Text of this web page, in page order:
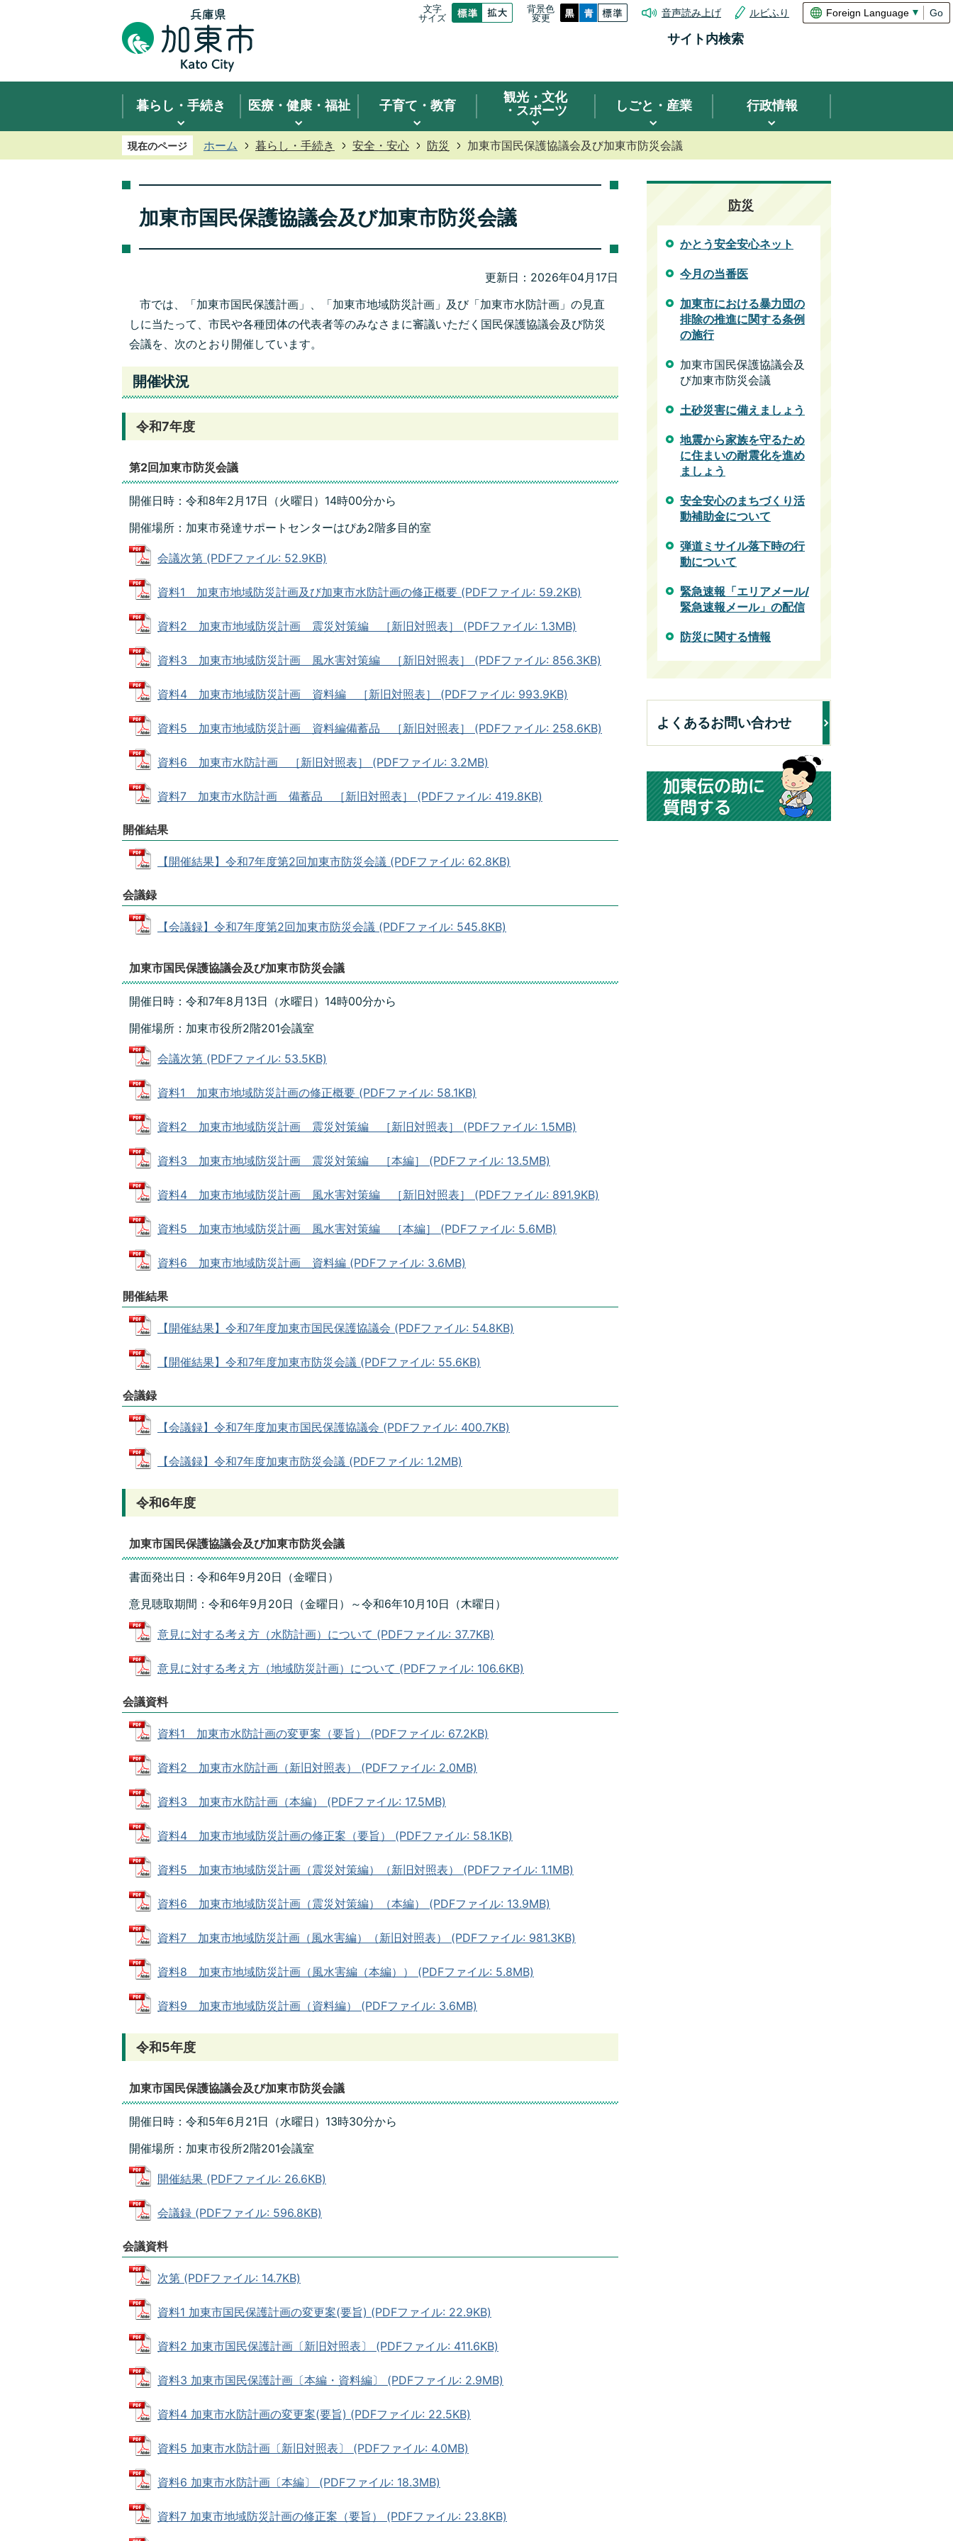
文字
サイズ
背景色
変更
音声読み上げ ルビふり Go
サイト内検索
暮らし・手続き 医療・健康・福祉 子育て・教育
観光 ・文化
・スポーツ
しごと・産業 行政情報
現在のページ ホーム 暮らし・手続き 安全・安心 防災 加東市国民保護協議会及び加東市防災会議
加東市国民保護協議会及び加東市防災会議
更新日：2026年04月17日
市では、「加東市国民保護計画」、「加東市地域防災計画」及び「加東市水防計画」の見直
しに当たって、市民や各種団体の代表者等のみなさまに審議いただく国民保護協議会及び防災
会議を、次のとおり開催しています。
開催状況
令和7年度
第2回加東市防災会議
開催日時：令和8年2月17日（火曜日）14時00分から
開催場所：加東市発達サポートセンターはぴあ2階多目的室
会議次第 (PDFファイル: 52.9KB)
資料1 加東市地域防災計画及び加東市水防計画の修正概要 (PDFファイル: 59.2KB)
資料2 加東市地域防災計画 震災対策編 ［新旧対照表］ (PDFファイル: 1.3MB)
資料3 加東市地域防災計画 風水害対策編 ［新旧対照表］ (PDFファイル: 856.3KB)
資料4 加東市地域防災計画 資料編 ［新旧対照表］ (PDFファイル: 993.9KB)
資料5 加東市地域防災計画 資料編備蓄品 ［新旧対照表］ (PDFファイル: 258.6KB)
資料6 加東市水防計画 ［新旧対照表］ (PDFファイル: 3.2MB)
資料7 加東市水防計画 備蓄品 ［新旧対照表］ (PDFファイル: 419.8KB)
開催結果
【開催結果】令和7年度第2回加東市防災会議 (PDFファイル: 62.8KB)
会議録
【会議録】令和7年度第2回加東市防災会議 (PDFファイル: 545.8KB)
加東市国民保護協議会及び加東市防災会議
開催日時：令和7年8月13日（水曜日）14時00分から
開催場所：加東市役所2階201会議室
会議次第 (PDFファイル: 53.5KB)
資料1 加東市地域防災計画の修正概要 (PDFファイル: 58.1KB)
資料2 加東市地域防災計画 震災対策編 ［新旧対照表］ (PDFファイル: 1.5MB)
資料3 加東市地域防災計画 震災対策編 ［本編］ (PDFファイル: 13.5MB)
資料4 加東市地域防災計画 風水害対策編 ［新旧対照表］ (PDFファイル: 891.9KB)
資料5 加東市地域防災計画 風水害対策編 ［本編］ (PDFファイル: 5.6MB)
資料6 加東市地域防災計画 資料編 (PDFファイル: 3.6MB)
開催結果
【開催結果】令和7年度加東市国民保護協議会 (PDFファイル: 54.8KB)
【開催結果】令和7年度加東市防災会議 (PDFファイル: 55.6KB)
会議録
【会議録】令和7年度加東市国民保護協議会 (PDFファイル: 400.7KB)
【会議録】令和7年度加東市防災会議 (PDFファイル: 1.2MB)
令和6年度
加東市国民保護協議会及び加東市防災会議
書面発出日：令和6年9月20日（金曜日）
意見聴取期間：令和6年9月20日（金曜日）～令和6年10月10日（木曜日）
意見に対する考え方（水防計画）について (PDFファイル: 37.7KB)
意見に対する考え方（地域防災計画）について (PDFファイル: 106.6KB)
会議資料
資料1 加東市水防計画の変更案（要旨） (PDFファイル: 67.2KB)
資料2 加東市水防計画（新旧対照表） (PDFファイル: 2.0MB)
資料3 加東市水防計画（本編） (PDFファイル: 17.5MB)
資料4 加東市地域防災計画の修正案（要旨） (PDFファイル: 58.1KB)
資料5 加東市地域防災計画（震災対策編）（新旧対照表） (PDFファイル: 1.1MB)
資料6 加東市地域防災計画（震災対策編）（本編） (PDFファイル: 13.9MB)
資料7 加東市地域防災計画（風水害編）（新旧対照表） (PDFファイル: 981.3KB)
資料8 加東市地域防災計画（風水害編（本編）） (PDFファイル: 5.8MB)
資料9 加東市地域防災計画（資料編） (PDFファイル: 3.6MB)
令和5年度
加東市国民保護協議会及び加東市防災会議
開催日時：令和5年6月21日（水曜日）13時30分から
開催場所：加東市役所2階201会議室
開催結果 (PDFファイル: 26.6KB)
会議録 (PDFファイル: 596.8KB)
会議資料
次第 (PDFファイル: 14.7KB)
資料1 加東市国民保護計画の変更案(要旨) (PDFファイル: 22.9KB)
資料2 加東市国民保護計画〔新旧対照表〕 (PDFファイル: 411.6KB)
資料3 加東市国民保護計画〔本編・資料編〕 (PDFファイル: 2.9MB)
資料4 加東市水防計画の変更案(要旨) (PDFファイル: 22.5KB)
資料5 加東市水防計画〔新旧対照表〕 (PDFファイル: 4.0MB)
資料6 加東市水防計画〔本編〕 (PDFファイル: 18.3MB)
資料7 加東市地域防災計画の修正案（要旨） (PDFファイル: 23.8KB)
防災
かとう安全安心ネット
今月の当番医
加東市における暴力団の
排除の推進に関する条例
の施行
加東市国民保護協議会及
び加東市防災会議
土砂災害に備えましょう
地震から家族を守るため
に住まいの耐震化を進め
ましょう
安全安心のまちづくり活
動補助金について
弾道ミサイル落下時の行
動について
緊急速報「エリアメール/
緊急速報メール」の配信
防災に関する情報
よくあるお問い合わせ